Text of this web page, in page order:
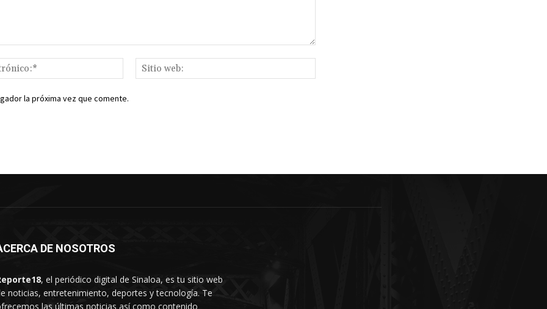
Correo
electrónico:*
web:
la próxima vez que comente.
DE NOSOTROS
, el periódico digital de Sinaloa, es tu sitio web
noticias, entretenimiento, deportes y tecnología. Te
las últimas noticias así como contenido